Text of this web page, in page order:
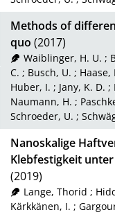
Methods of
quo (2017)
Waiblinger, H. U. ;
C. ; Busch, U. ; Haase,
Huber, I. ; Jany, K. D. ;
Naumann, H. ;
Schroeder, U. ;
Nanoskalige
Klebfestigkeit
(2019)
Lange, Thorid ;
Kärkkänen, I. ;